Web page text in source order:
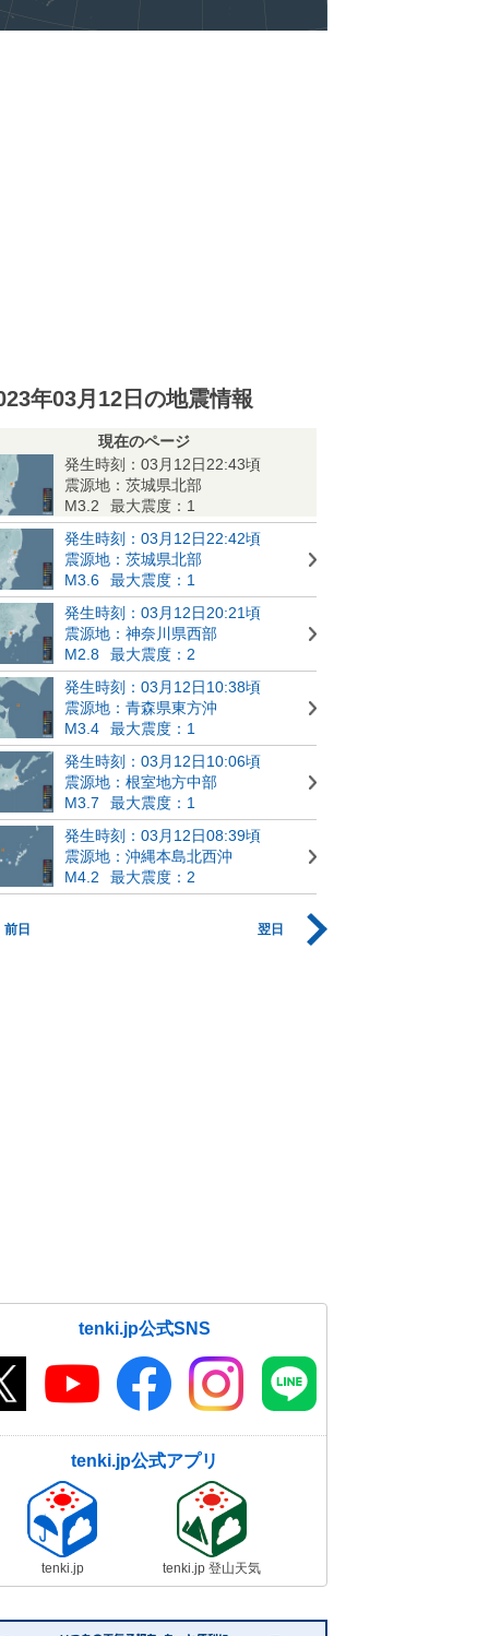
年03月12日の地震情報
現在のページ
発生時刻：03月12日22:43頃
震源地：茨城県北部
M3.2
最大震度：1
発生時刻：03月12日22:42頃
震源地：茨城県北部
M3.6
最大震度：1
発生時刻：03月12日20:21頃
震源地：神奈川県西部
M2.8
最大震度：2
発生時刻：03月12日10:38頃
震源地：青森県東方沖
M3.4
最大震度：1
発生時刻：03月12日10:06頃
震源地：根室地方中部
M3.7
最大震度：1
発生時刻：03月12日08:39頃
震源地：沖縄本島北西沖
M4.2
最大震度：2
前日 翌日
tenki.jp公式SNS
tenki.jp公式アプリ
tenki.jp tenki.jp 登山天気